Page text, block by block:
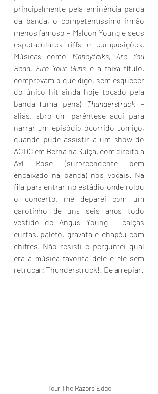
principalmente pela eminência parda
da banda, o competentíssimo irmão
menos famoso – Malcon Young e seus
espetaculares riffs e composições.
Músicas como Moneytalks, Are You
Read, Fire Your Guns e a faixa título,
comprovam o que digo, sem esquecer
do único hit ainda hoje tocado pela
banda (uma pena)
aliás, abro um parêntese aqui para
narrar um episódio ocorrido comigo,
quando pude assistir a um show do
ACDC em Berna na Suíça, com direito a
Axl Rose (surpreendente bem
encaixado na banda) nos vocais. Na
fila para entrar no estádio onde rolou
o concerto, me deparei com um
garotinho de uns seis anos todo
vestido de Angus Young - calças
curtas, paletó, gravata e chapéu com
chifres. Não resisti e perguntei qual
era a música favorita dele e ele sem
retrucar: Thunderstruck!! De arrepiar.
Tour The Razors Edge